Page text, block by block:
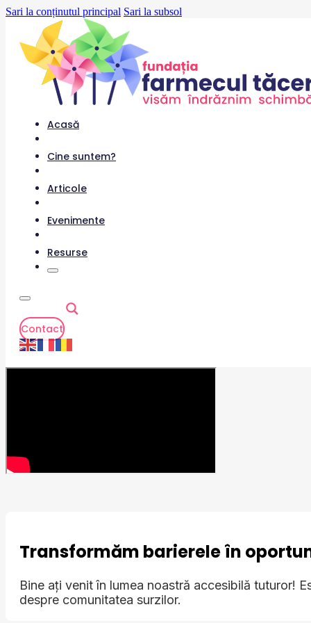
Sari la conținutul principal Sari la subsol
Acasă
Cine suntem?
Articole
Evenimente
Resurse
Contact
Transformăm barierele în
Bine ați venit în lumea noastră accesibilă tuturor!
despre comunitatea surzilor.